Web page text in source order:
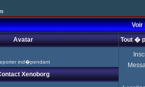
Voir
Avatar Tout �
ind�pendant
Xenoborg